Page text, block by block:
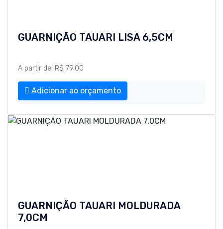
GUARNIÇÃO TAUARI LISA 6,5CM
A partir de: R$ 79,00
Adicionar ao orçamento
GUARNIÇÃO TAUARI MOLDURADA
7,0CM